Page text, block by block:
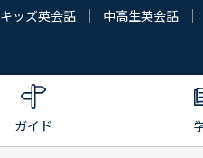
キッズ英会話 中高生英会話
ガイド